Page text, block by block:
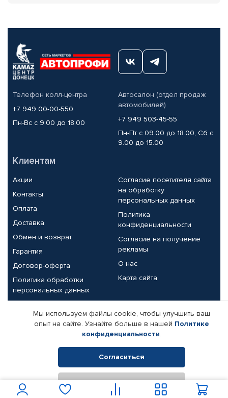
Телефон колл-центра
+7 949 00-00-550
Пн-Вс с 9.00 до 18.00
Автосалон (отдел продаж
автомобилей)
+7 949 503-45-55
Пн-Пт с 09.00 до 18.00, Сб с
9.00 до 15.00
Клиентам
Акции
Контакты
Оплата
Доставка
Обмен и возврат
Гарантия
Договор-оферта
Политика обработки
персональных данных
Согласие посетителя сайта
на обработку
персональных данных
Политика
конфиденциальности
Согласие на получение
рекламы
О нас
Карта сайта
Партнерам
Корпоративным клиентам
Поставщикам
Реквизиты компании
© КАМАЗ ЦЕНТР ДОНЕЦК, 2015-2026. Все права защищены.
Интернет-магазин автомобильных товаров Автопрофи.
Мы используем файлы cookie, чтобы улучшить ваш
опыт на сайте. Узнайте больше в нашей Политике
конфиденциальности.
Согласиться
Отклонить